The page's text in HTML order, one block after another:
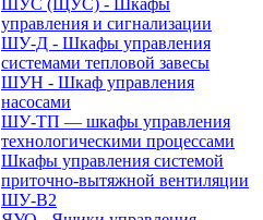
ШУС (ЩУС) - Шкафы
управления и сигнализации
ШУ-Д - Шкафы управления
системами тепловой завесы
ШУН - Шкаф управления
насосами
ШУ-ТП — шкафы управления
технологическими процессами
Шкафы управления системой
приточно-вытяжной вентиляции
ШУ-В2